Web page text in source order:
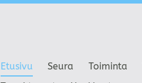
Etusivu Seura Toiminta